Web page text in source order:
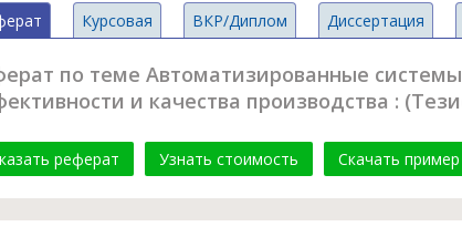
Курсовая ВКР/Диплом Диссертация
по теме Автоматизированные
и качества производства :
реферат Узнать стоимость Скачать пример